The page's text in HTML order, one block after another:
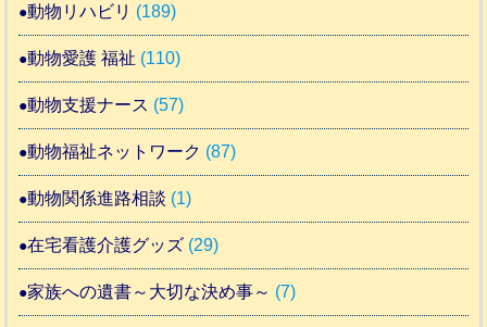
動物リハビリ (189)
動物愛護 福祉 (110)
動物支援ナース (57)
動物福祉ネットワーク (87)
動物関係進路相談 (1)
在宅看護介護グッズ (29)
家族への遺書～大切な決め事～ (7)